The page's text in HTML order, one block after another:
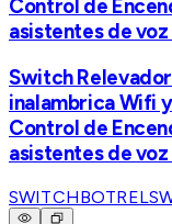
Control de
asistentes de
Switch
inalambrica Wifi
Control de
asistentes de